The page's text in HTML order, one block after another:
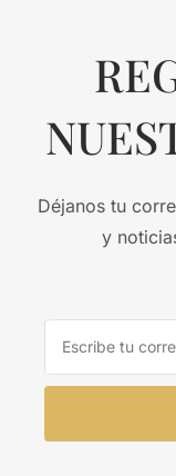
Déjanos tu
y